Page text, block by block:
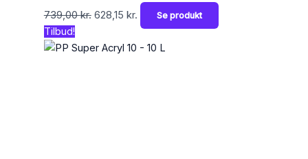
739,00kr. 628,15 kr. Se produkt
Tilbud!